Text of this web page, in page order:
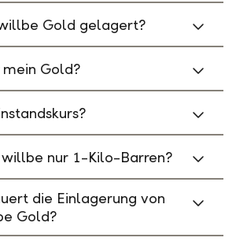
Gold gelagert?
Gold?
nur 1-Kilo-Barren?
die Einlagerung von
Gold?